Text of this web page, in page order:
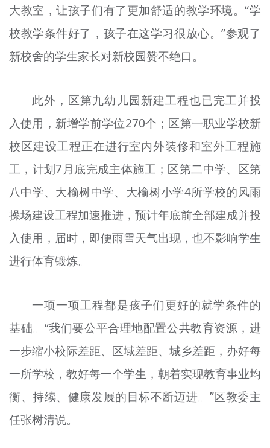
大教室，让孩子们有了更加舒适的教学环境。“学
校教学条件好了，孩子在这学习很放心。”参观了
新校舍的学生家长对新校园赞不绝口。
此外，区第九幼儿园新建工程也已完工并投
入使用，新增学前学位270个；区第一职业学校新
校区建设工程正在进行室内外装修和室外工程施
工，计划7月底完成主体施工；区第二中学、区第
八中学、大榆树中学、大榆树小学4所学校的风雨
操场建设工程加速推进，预计年底前全部建成并投
入使用，届时，即便雨雪天气出现，也不影响学生
进行体育锻炼。
一项一项工程都是孩子们更好的就学条件的
基础。“我们要公平合理地配置公共教育资源，进
一步缩小校际差距、区域差距、城乡差距，办好每
一所学校，教好每一个学生，朝着实现教育事业均
衡、持续、健康发展的目标不断迈进。”区教委主
任张树清说。